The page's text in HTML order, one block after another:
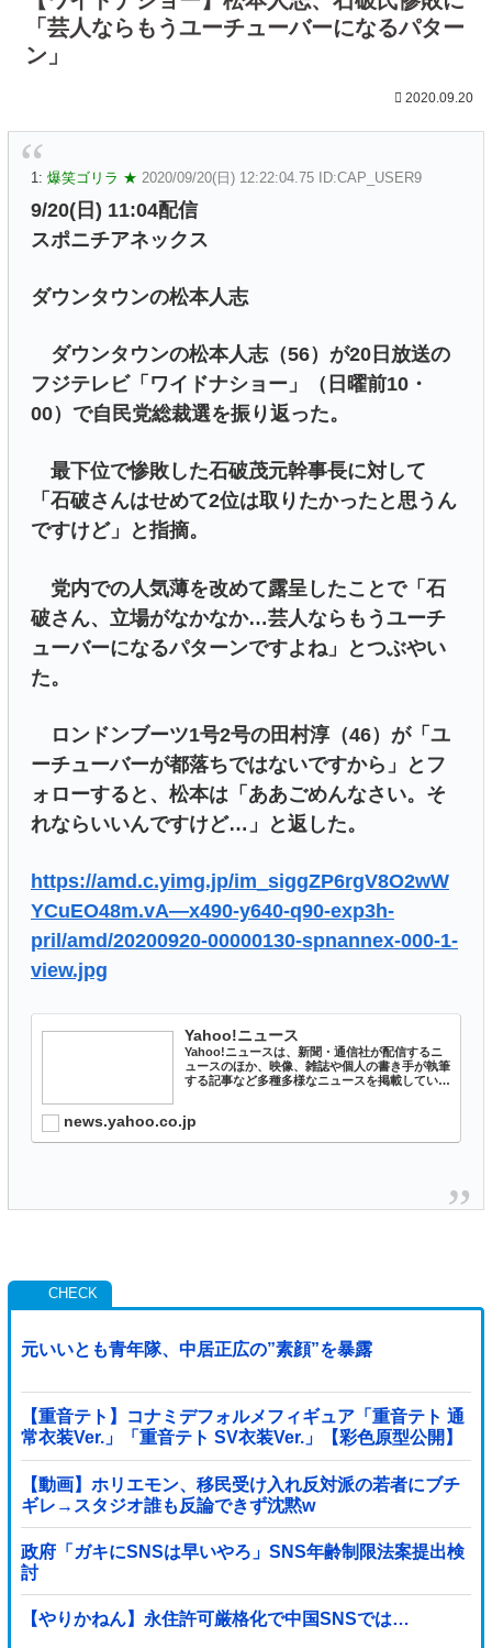
「芸人ならもうユーチューバーになるパター
ン」
2020.09.20
1: 爆笑ゴリラ ★ 2020/09/20(日) 12:22:04.75 ID:CAP_USER9
9/20(日) 11:04配信
スポニチアネックス
ダウンタウンの松本人志
ダウンタウンの松本人志（56）が20日放送の
フジテレビ「ワイドナショー」（日曜前10・
00）で自民党総裁選を振り返った。
最下位で惨敗した石破茂元幹事長に対して
「石破さんはせめて2位は取りたかったと思うん
ですけど」と指摘。
党内での人気薄を改めて露呈したことで「石
破さん、立場がなかなか…芸人ならもうユーチ
ューバーになるパターンですよね」とつぶやい
た。
ロンドンブーツ1号2号の田村淳（46）が「ユ
ーチューバーが都落ちではないですから」とフ
ォローすると、松本は「ああごめんなさい。そ
れならいいんですけど…」と返した。
https://amd.c.yimg.jp/im_siggZP6rgV8O2wW
YCuEO48m.vA—x490-y640-q90-exp3h-
pril/amd/20200920-00000130-spnannex-000-1-
view.jpg
Yahoo!ニュース
Yahoo!ニュースは、新聞・通信社が配信するニ
ュースのほか、映像、雑誌や個人の書き手が執筆
する記事など多種多様なニュースを掲載していま
news.yahoo.co.jp
元いいとも青年隊、中居正広の”素顔”を暴露
【重音テト】コナミデフォルメフィギュア「重音テト 通
常衣装Ver.」「重音テト SV衣装Ver.」【彩色原型公開】
【動画】ホリエモン、移民受け入れ反対派の若者にブチ
ギレ→スタジオ誰も反論できず沈黙w
政府「ガキにSNSは早いやろ」SNS年齢制限法案提出検
討
【やりかねん】永住許可厳格化で中国SNSでは…